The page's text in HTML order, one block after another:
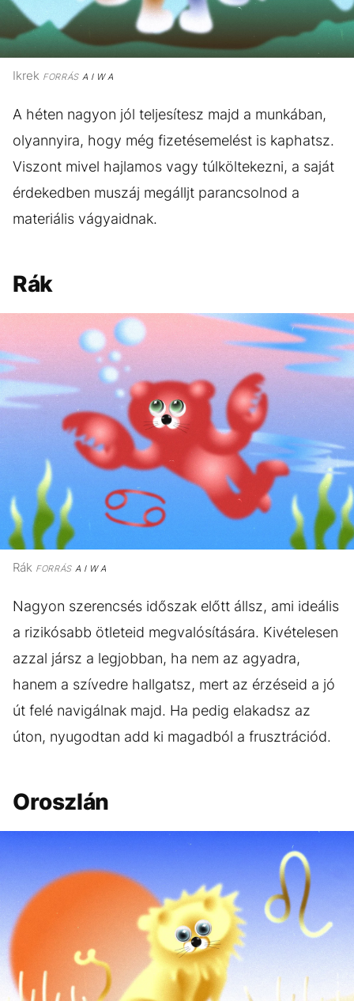
Ikrek FORRÁSA I W A
A héten nagyon jól teljesítesz majd a munkában,
olyannyira, hogy még fizetésemelést is kaphatsz.
Viszont mivel hajlamos vagy túlköltekezni, a saját
érdekedben muszáj megálljt parancsolnod a
materiális vágyaidnak.
Rák
Rák FORRÁSA I W A
Nagyon szerencsés időszak előtt állsz, ami ideális
a rizikósabb ötleteid megvalósítására. Kivételesen
azzal jársz a legjobban, ha nem az agyadra,
hanem a szívedre hallgatsz, mert az érzéseid a jó
út felé navigálnak majd. Ha pedig elakadsz az
úton, nyugodtan add ki magadból a frusztrációd.
Oroszlán